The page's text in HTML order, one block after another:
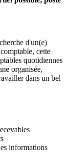
d'un(e)
cette
quotidiennes
organisée,
dans un bel
informations